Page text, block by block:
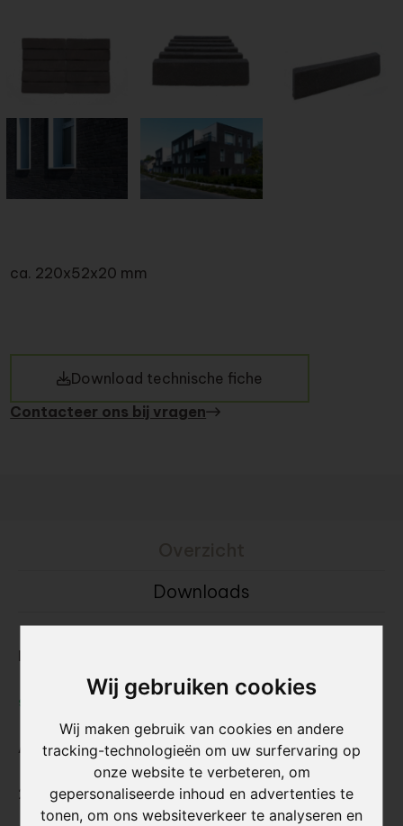
Wij gebruiken cookies
Wij maken gebruik van cookies en andere
tracking-technologieën om uw surfervaring op
onze website te verbeteren, om
gepersonaliseerde inhoud en advertenties te
tonen, om ons websiteverkeer te analyseren en
ca. 220x52x20 mm
Download technische fiche
Contacteer ons bij vragen
Downloads
Bekijk als gevelsteen:
sEptEm 7021
Afmeting L x B (hoogte) x D ca. :
220x52x20 mm